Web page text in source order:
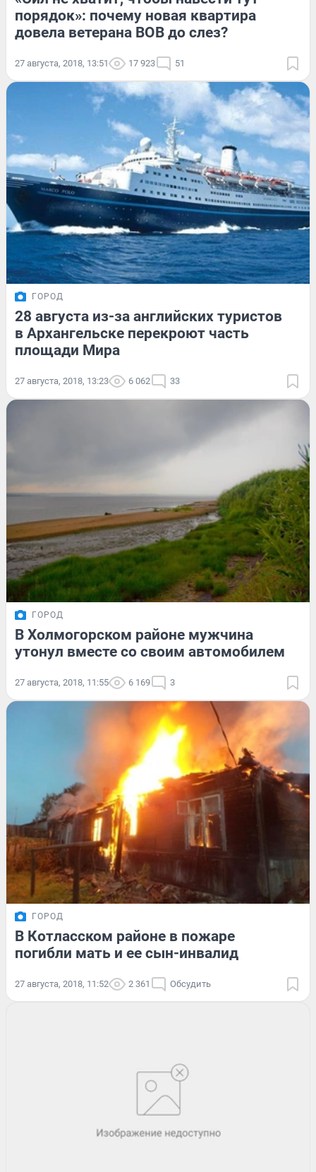
порядок»: почему новая квартира
довела ветерана ВОВ до слез?
27 августа, 2018, 13:51 17 923 51
ГОРОД
28 августа из-за английских туристов
в Архангельске перекроют часть
площади Мира
27 августа, 2018, 13:23 6 062 33
ГОРОД
В Холмогорском районе мужчина
утонул вместе со своим автомобилем
27 августа, 2018, 11:55 6 169 3
ГОРОД
В Котласском районе в пожаре
погибли мать и ее сын-инвалид
27 августа, 2018, 11:52 2 361 Обсудить